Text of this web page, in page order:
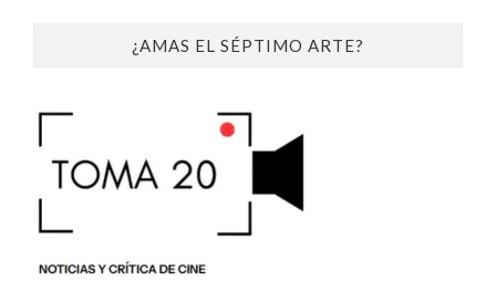
¿AMAS EL SÉPTIMO ARTE?